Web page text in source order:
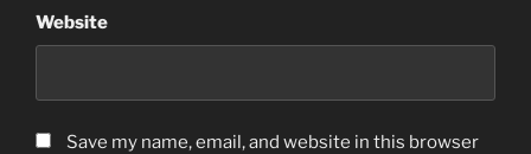
Website
Save my name, email, and website in this browser